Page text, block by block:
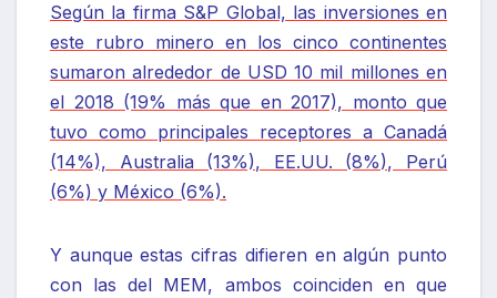
Según la firma S&P Global, las inversiones en
este rubro minero en los cinco continentes
sumaron alrededor de USD 10 mil millones en
el 2018 (19% más que en 2017), monto que
tuvo como principales receptores a Canadá
(14%), Australia (13%), EE.UU. (8%), Perú
(6%) y México (6%).
Y aunque estas cifras difieren en algún punto
con las del MEM, ambos coinciden en que